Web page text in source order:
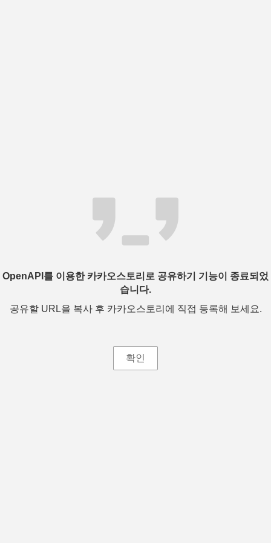
OpenAPI를 이용한 카카오스토리로 공유하기 기능이 종료되었
습니다.
공유할 URL을 복사 후 카카오스토리에 직접 등록해 보세요.
확인